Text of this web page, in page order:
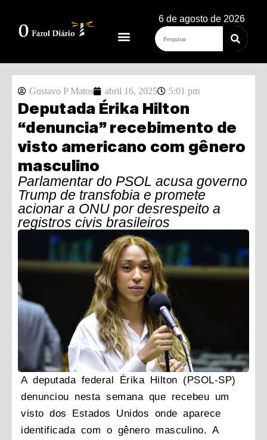
6 de agosto de 2026
Gustavo P Matos abril 16, 2025 5:01 pm
Deputada Érika Hilton
“denuncia” recebimento de
visto americano com gênero
masculino
Parlamentar do PSOL acusa governo
Trump de transfobia e promete
acionar a ONU por desrespeito a
registros civis brasileiros
A deputada federal Érika Hilton (PSOL-SP)
denunciou nesta semana que recebeu um
visto dos Estados Unidos onde aparece
identificada com o gênero masculino. A